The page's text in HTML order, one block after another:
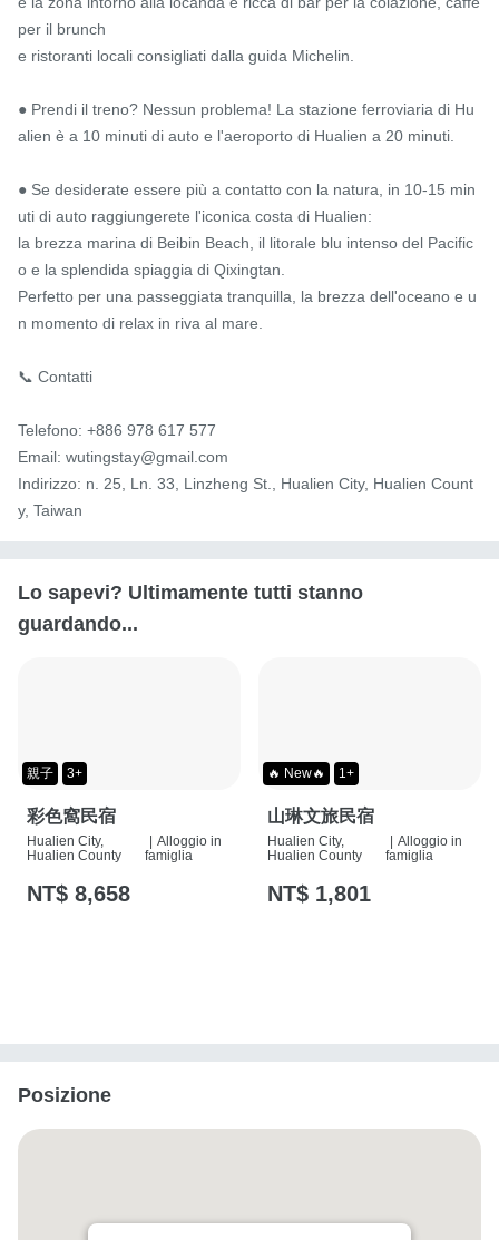
per il brunch
e ristoranti locali consigliati dalla guida Michelin.
● Prendi il treno? Nessun problema! La stazione ferroviaria di Hu
alien è a 10 minuti di auto e l'aeroporto di Hualien a 20 minuti.
● Se desiderate essere più a contatto con la natura, in 10-15 min
uti di auto raggiungerete l'iconica costa di Hualien:
la brezza marina di Beibin Beach, il litorale blu intenso del Pacific
o e la splendida spiaggia di Qixingtan.
Perfetto per una passeggiata tranquilla, la brezza dell'oceano e u
n momento di relax in riva al mare.
📞 Contatti
Telefono: +886 978 617 577
Email: wutingstay@gmail.com
Indirizzo: n. 25, Ln. 33, Linzheng St., Hualien City, Hualien Count
y, Taiwan
Lo sapevi? Ultimamente tutti stanno
guardando...
親子 3+
彩色窩民宿
Hualien City,
Hualien County
| Alloggio in
famiglia
NT$ 8,658
🔥 New🔥 1+
山琳文旅民宿
Hualien City,
Hualien County
| Alloggio in
famiglia
NT$ 1,801
Posizione